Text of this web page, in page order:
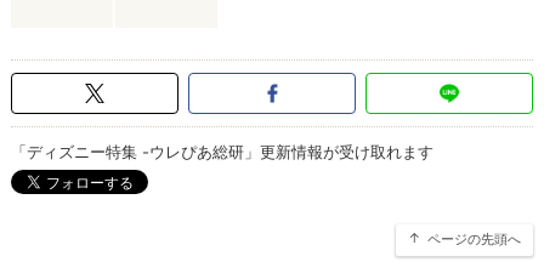
「ディズニー特集 -ウレぴあ総研」更新情報が受け取れます
ページの先頭へ